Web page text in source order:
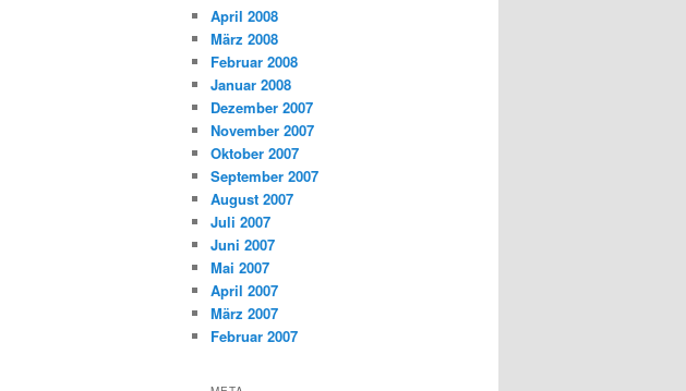
April 2008
März 2008
Februar 2008
Januar 2008
Dezember 2007
November 2007
Oktober 2007
September 2007
August 2007
Juli 2007
Juni 2007
Mai 2007
April 2007
März 2007
Februar 2007